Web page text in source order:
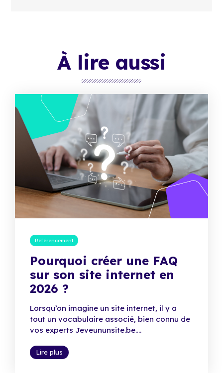
À lire aussi
Référencement
Pourquoi créer une FAQ
sur son site internet en
2026 ?
Lorsqu’on imagine un site internet, il y a
tout un vocabulaire associé, bien connu de
vos experts Jeveununsite.be....
Lire plus